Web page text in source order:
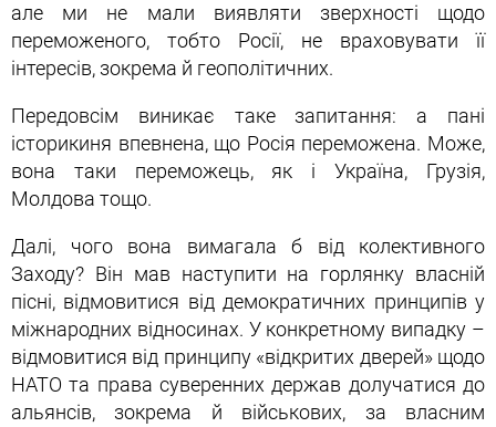
але ми не мали виявляти зверхності щодо
переможеного, тобто Росії, не враховувати її
інтересів, зокрема й геополітичних.
Передовсім виникає таке запитання: а пані
історикиня впевнена, що Росія переможена. Може,
вона таки переможець, як і Україна, Грузія,
Молдова тощо.
Далі, чого вона вимагала б від колективного
Заходу? Він мав наступити на горлянку власній
пісні, відмовитися від демократичних принципів у
міжнародних відносинах. У конкретному випадку –
відмовитися від принципу «відкритих дверей» щодо
НАТО та права суверенних держав долучатися до
альянсів, зокрема й військових, за власним